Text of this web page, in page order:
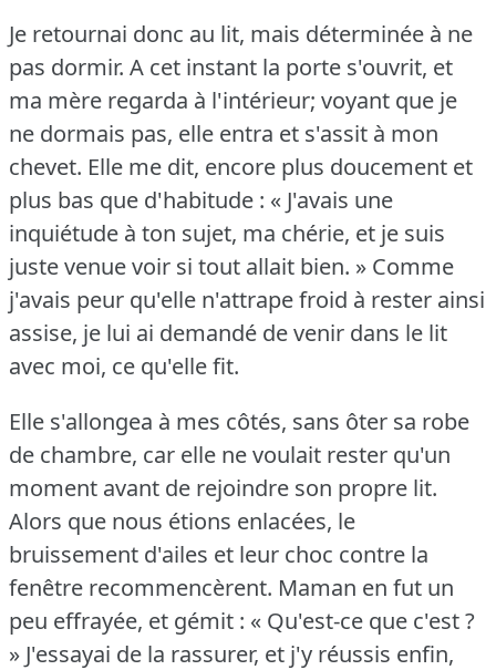
Je retournai donc au lit, mais déterminée à ne
pas dormir. A cet instant la porte s'ouvrit, et
ma mère regarda à l'intérieur; voyant que je
ne dormais pas, elle entra et s'assit à mon
chevet. Elle me dit, encore plus doucement et
plus bas que d'habitude : « J'avais une
inquiétude à ton sujet, ma chérie, et je suis
juste venue voir si tout allait bien. » Comme
j'avais peur qu'elle n'attrape froid à rester ainsi
assise, je lui ai demandé de venir dans le lit
avec moi, ce qu'elle fit.
Elle s'allongea à mes côtés, sans ôter sa robe
de chambre, car elle ne voulait rester qu'un
moment avant de rejoindre son propre lit.
Alors que nous étions enlacées, le
bruissement d'ailes et leur choc contre la
fenêtre recommencèrent. Maman en fut un
peu effrayée, et gémit : « Qu'est-ce que c'est ?
» J'essayai de la rassurer, et j'y réussis enfin,